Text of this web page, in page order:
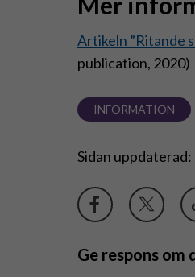
Artikeln ”Ritande
publication, 2020)
INFORMATION
Sidan
Ge respons om